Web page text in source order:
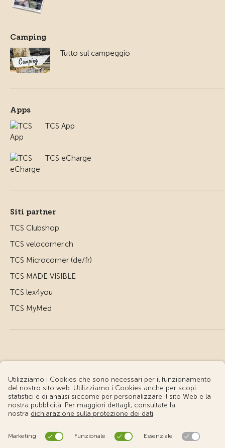
Camping
Tutto sul campeggio
Apps
TCS App
TCS eCharge
Siti partner
TCS Clubshop
TCS velocorner.ch
TCS Microcorner (de/fr)
TCS MADE VISIBLE
TCS lex4you
TCS MyMed
© Touring Club Svizzero
Condizioni d'uso – Informazioni giuridiche